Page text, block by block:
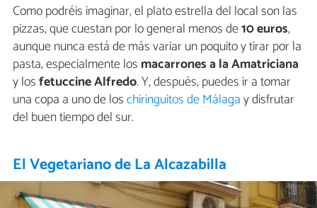
Como podréis imaginar, el plato estrella del local son las
pizzas, que cuestan por lo general menos de10 euros,
aunque nunca está de más variar un poquito y tirar por la
pasta, especialmente los macarrones a la Amatriciana
y losfetuccine Alfredo. Y, después, puedes ir a tomar
una copa a uno de loschiringuitos de Málagay disfrutar
del buen tiempo del sur.
El Vegetariano de La Alcazabilla